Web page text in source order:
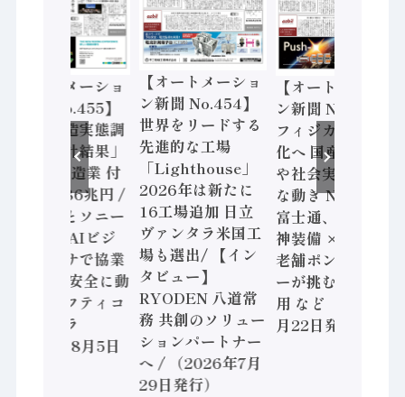
【オートメーショ
ン新聞 No.455】
「経済構造実態調
査二次集計結果」
2024年製造業 付
加価値額86兆円 /
三菱電機とソニー
セミコン AIビジ
ョンセンサで協業
/ IDEC、安全に動
かすセーフティコ
ントローラ
（2026年8月5日
【オートメーショ
ン新聞 No.454】
世界をリードする
先進的な工場
「Lighthouse」
2026年は新たに
16工場追加 日立
ヴァンタラ米国工
場も選出/ 【イン
タビュー】
RYODEN 八道常
務 共創のソリュー
ションパートナー
へ / （2026年7月
29日発行）
【オートメーショ
ン新聞 No.453】
フィジカルAI本格
化へ 国産AI開発
や社会実装に活発
な動き Noetra、
富士通、日立 / 兵
神装備 × HMS、
老舗ポンプメーカ
ーが挑むデータ活
用 など（2026年7
月22日発行）